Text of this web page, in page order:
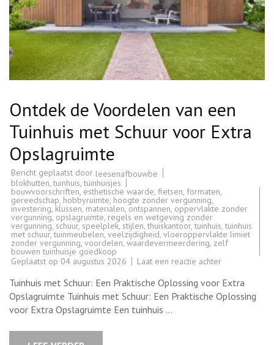
Ontdek de Voordelen van een
Tuinhuis met Schuur voor Extra
Opslagruimte
Bericht geplaatst door leesenafbouwbe
blokhutten,tuinhuis,tuinhuisjes
bouwvoorschriften, esthetische waarde, fietsen, formaten,
gereedschap, hobbyruimte, hoogte zonder vergunning,
investering, klussen, materialen,ontspannen, oppervlakte zonder
vergunning, opslagruimte, regels en wetgeving zonder
vergunning, schuur, speelplek, stijlen,thuiskantoor,tuinhuis,tuinhuis
met schuur,tuinmeubelen, veelzijdigheid, vloeroppervlakte limiet
zonder vergunning, voordelen, waardevermeerdering, zelf
bouwen tuinhuisje goedkoop
Geplaatst op 04 augustus 2026 Laat een reactie achterop
de
Voordelen
van
een
Tuinhuis met Schuur: Een Praktische Oplossing voor Extra
Opslagruimte Tuinhuis met Schuur: Een Praktische Oplossing
voor Extra Opslagruimte Een tuinhuis …